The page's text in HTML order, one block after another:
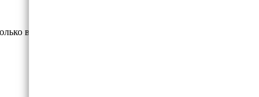
высококлассные материалы.